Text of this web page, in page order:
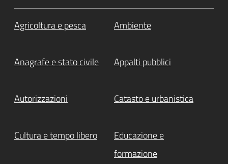
Agricoltura e pesca Ambiente
Anagrafe e stato civile Appalti pubblici
Autorizzazioni Catasto e urbanistica
Cultura e tempo libero
Educazione e
formazione